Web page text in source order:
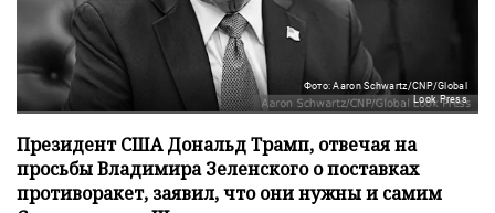
Фото: Aaron Schwartz/CNP/Global
Look Press
Президент США Дональд Трамп, отвечая на
просьбы Владимира Зеленского о поставках
противоракет, заявил, что они нужны и самим